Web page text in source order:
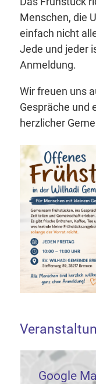
Menschen, die
einfach nicht
Jede und jeder
Anmeldung.
Wir freuen uns
Gespräche und
herzlicher
Google